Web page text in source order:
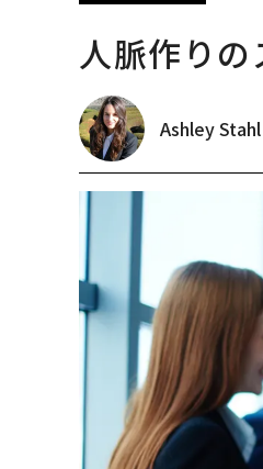
人脈作り
Ashley